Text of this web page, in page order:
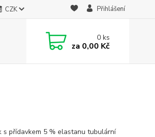
CZK Přihlášení
0ks
za 0,00 Kč
s přídavkem 5 % elastanu tubulární